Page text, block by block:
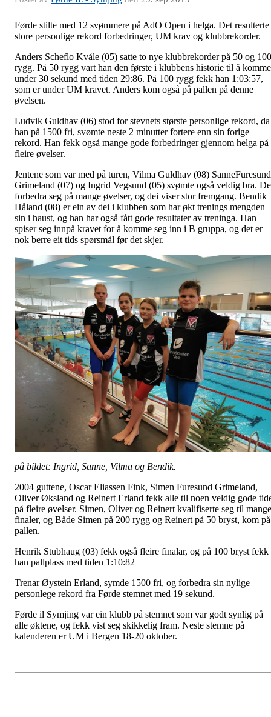
Førde stilte med 12 svømmere på AdO Open i helga. Det
store personlige rekord forbedringer, UM krav og klubbrekorder.
Anders Scheflo Kvåle (05) satte to nye klubbrekorder på 50 og 100
rygg. På 50 rygg vart han den første i klubbens historie til å komme
under 30 sekund med tiden 29:86. På 100 rygg fekk han 1:03:57,
som er under UM kravet. Anders kom også på pallen på denne
øvelsen.
Ludvik Guldhav (06) stod for stevnets største personlige rekord, da
han på 1500 fri, svømte neste 2 minutter fortere enn sin forige
rekord. Han fekk også mange gode forbedringer gjennom helga på
fleire øvelser.
Jentene som var med på turen, Vilma Guldhav (08) SanneFuresund
Grimeland (07) og Ingrid Vegsund (05) svømte også veldig bra.
forbedra seg på mange øvelser, og dei viser stor fremgang. Bendik
Håland (08) er ein av dei i klubben som har økt trenings mengden
sin i haust, og han har også fått gode resultater av treninga. Han
spiser seg innpå kravet for å komme seg inn i B gruppa, og det er
nok berre eit tids spørsmål før det skjer.
på bildet: Ingrid, Sanne, Vilma og Bendik.
2004 guttene, Oscar Eliassen Fink, Simen Furesund Grimeland,
Oliver Øksland og Reinert Erland fekk alle til noen veldig gode
på fleire øvelser. Simen, Oliver og Reinert kvalifiserte seg til mange
finaler, og Både Simen på 200 rygg og Reinert på 50 bryst, kom på
pallen.
Henrik Stubhaug (03) fekk også fleire finalar, og på 100 bryst fekk
han pallplass med tiden 1:10:82
Trenar Øystein Erland, symde 1500 fri, og forbedra sin nylige
personlege rekord fra Førde stemnet med 19 sekund.
Førde il Symjing var ein klubb på stemnet som var godt synlig på
alle øktene, og fekk vist seg skikkelig fram. Neste stemne på
kalenderen er UM i Bergen 18-20 oktober.